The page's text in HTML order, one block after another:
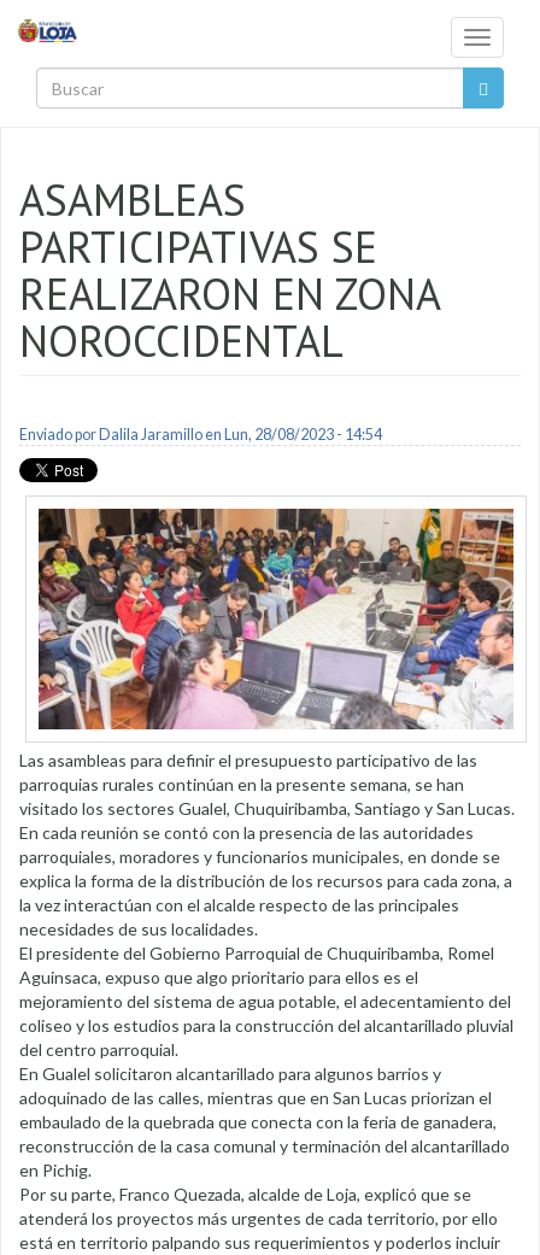
Toggle
ASAMBLEAS
PARTICIPATIVAS SE
REALIZARON EN ZONA
NOROCCIDENTAL
Enviado por Dalila Jaramilloen Lun, 28/08/2023 - 14:54
Las asambleas para definir el presupuesto participativo de las
parroquias rurales continúan en la presente semana, se han
visitado los sectores Gualel, Chuquiribamba, Santiago y San Lucas.
En cada reunión se contó con la presencia de las autoridades
parroquiales, moradores y funcionarios municipales, en donde se
explica la forma de la distribución de los recursos para cada zona, a
la vez interactúan con el alcalde respecto de las principales
necesidades de sus localidades.
El presidente del Gobierno Parroquial de Chuquiribamba, Romel
Aguinsaca, expuso que algo prioritario para ellos es el
mejoramiento del sistema de agua potable, el adecentamiento del
coliseo y los estudios para la construcción del alcantarillado pluvial
del centro parroquial.
En Gualel solicitaron alcantarillado para algunos barrios y
adoquinado de las calles, mientras que en San Lucas priorizan el
embaulado de la quebrada que conecta con la feria de ganadera,
reconstrucción de la casa comunal y terminación del alcantarillado
en Pichig.
Por su parte, Franco Quezada, alcalde de Loja, explicó que se
atenderá los proyectos más urgentes de cada territorio, por ello
está en territorio palpando sus requerimientos y poderlos incluir